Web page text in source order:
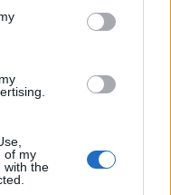
of my
with the
αλιάδα
δικηγόρος.